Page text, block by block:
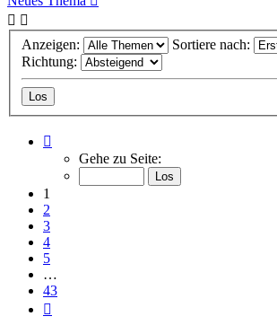
Anzeigen:
Sortiere nach:
Richtung:
von
Gehe zu Seite:
1
2
3
4
5
…
43